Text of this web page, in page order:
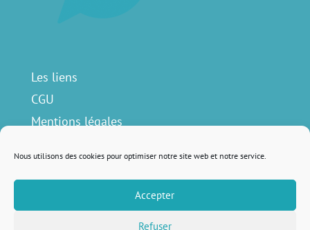
Nous utilisons des cookies pour optimiser notre site web et notre service.
Accepter
Refuser
Les liens
CGU
Mentions légales